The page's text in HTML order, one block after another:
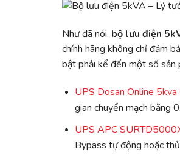
Như đã nói, bộ lưu điện
chính hãng không chỉ đảm
bật phải kể đến một số sản
UPS Dosan Online
gian chuyển mạch bằng
UPS APC
Bypass tự động hoặc